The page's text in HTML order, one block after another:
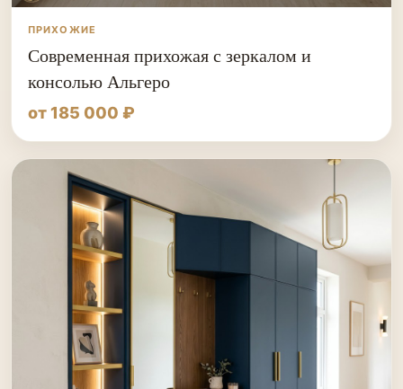
ПРИХОЖИЕ
Современная прихожая с зеркалом и
консолью Альгеро
от 185 000 ₽